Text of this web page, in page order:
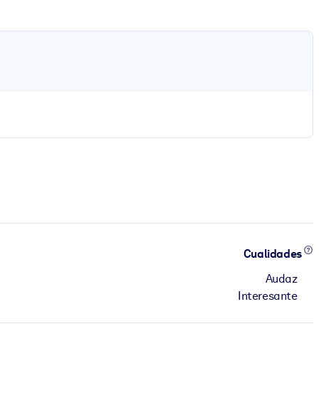
Cualidades
Audaz
Interesante